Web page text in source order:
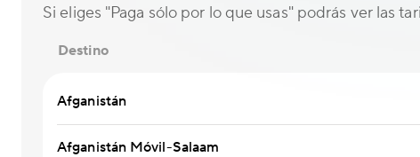
Si eliges "Paga sólo por lo que usas" podrás ver las
Destino
Afganistán
Afganistán Móvil-Salaam